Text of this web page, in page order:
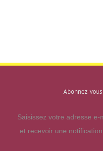
Abonnez-
Saisissez votre adresse
et recevoir une